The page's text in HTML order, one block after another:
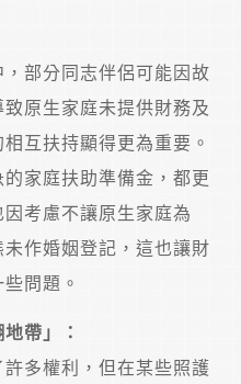
部分同志伴侶可能因故
原生家庭未提供財務及
互扶持顯得更為重要。
家庭扶助準備金，都更
考慮不讓原生家庭為
作婚姻登記，這也讓財
問題。
帶」：
多權利，但在某些照護